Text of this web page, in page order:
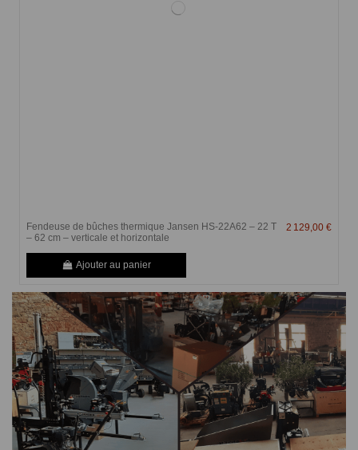
Fendeuse de bûches thermique Jansen HS-22A62 – 22 T
– 62 cm – verticale et horizontale
2 129,00 €
Ajouter au panier